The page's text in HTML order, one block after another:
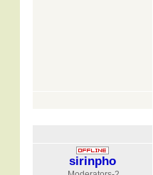
sirinpho